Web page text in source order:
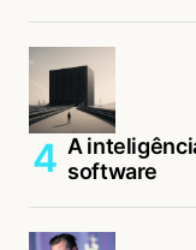
A
software